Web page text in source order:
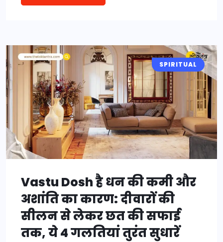
SPIRITUAL
Vastu Dosh है धन की कमी और
अशांति का कारण: दीवारों की
सीलन से लेकर छत की सफाई
तक, ये 4 गलतियां तुरंत सुधारें